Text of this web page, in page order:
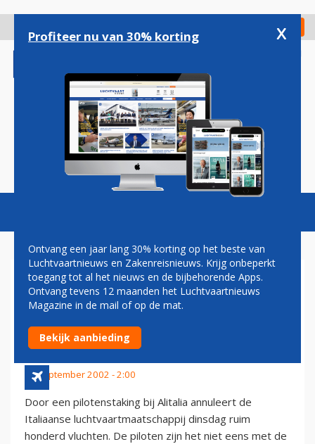
gaan
Check in
Magazine Podcasts Vacatures
ALITALIA-VLUCHTEN
GEANNULEERD WEGENS
PILOTENSTAKING
17 september 2002 - 2:00
Door een pilotenstaking bij Alitalia annuleert de
Italiaanse luchtvaartmaatschappij dinsdag ruim
honderd vluchten. De piloten zijn het niet eens met de
Profiteer nu van 30% korting x
Ontvang een jaar lang 30% korting op het beste van
Luchtvaartnieuws en Zakenreisnieuws. Krijg onbeperkt
toegang tot al het nieuws en de bijbehorende Apps.
Ontvang tevens 12 maanden het Luchtvaartnieuws
Magazine in de mail of op de mat.
Bekijk aanbieding